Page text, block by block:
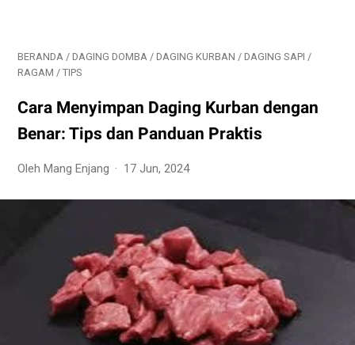
BERANDA / DAGING DOMBA / DAGING KURBAN / DAGING SAPI /
RAGAM / TIPS
Cara Menyimpan Daging Kurban dengan
Benar: Tips dan Panduan Praktis
Oleh Mang Enjang 17 Jun, 2024